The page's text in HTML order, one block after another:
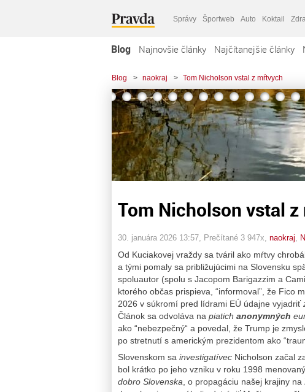
Správy Športweb Auto Koktail
Blog Najnovšie články Najčítanejšie články
Blog > naokraj > Tom Nicholson vstal z mŕtvych
Tom Nicholson vstal
30. januára 2026 13:57 , Prečítané 3 947x, naokraj
Od Kuciakovej vraždy sa tváril ako mŕtvy
a tými pomaly sa približujúcimi na Slovensku
spoluautor (spolu s Jacopom Barigazzim a
ktorého občas prispieva, “informoval”, že Fico
2026 v súkromí pred lídrami EÚ údajne vyjadriť
Článok sa odvoláva na piatich anonymných
ako “nebezpečný“ a povedal, že Trump je
po stretnutí s americkým prezidentom ako
Slovenskom sa investigatívec Nicholson začal
bol krátko po jeho vzniku v roku 1998
dobro Slovenska , o propagáciu našej krajiny